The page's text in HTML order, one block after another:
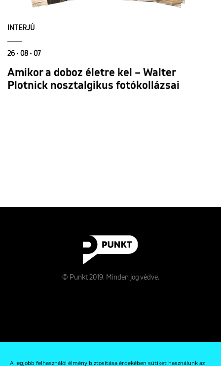
A legjobb felhasználói élmény biztosítása érdekében sütiket használunk az
INTERJÚ
26 • 08 • 07
Amikor a doboz életre kel – Walter
Plotnick nosztalgikus fotókollázsai
© Punkt 2019. Minden jog védve.